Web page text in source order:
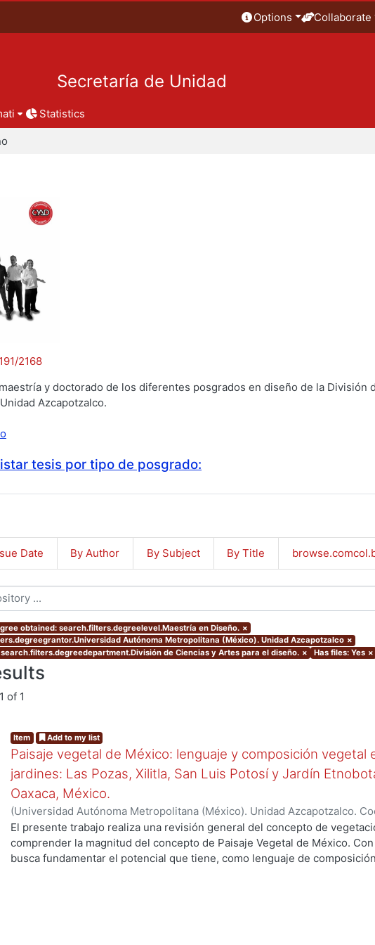
Options Collaborate
Secretaría de Unidad
Statistics
2168
y doctorado de los diferentes posgrados en diseño de la División
Azcapotzalco.
tesis por tipo de posgrado:
Date By Author By Subject By Title
obtained: search.filters.degreelevel.Maestría en Diseño. ×
Autónoma Metropolitana (México). Unidad Azcapotzalco ×
de Ciencias y Artes para el diseño. × Has files: Yes ×
of 1
Item Add to my list
Paisaje vegetal de México: lenguaje y composición vegetal
jardines: Las Pozas, Xilitla, San Luis Potosí y Jardín
Oaxaca, México.
(Universidad Autónoma Metropolitana (México). Unidad Azcapotzalco.
de Servicios de Información.,2013-12) Márquez López, Florentino Carlos
El presente trabajo realiza una revisión general del concepto de
comprender la magnitud del concepto de Paisaje Vegetal de México.
busca fundamentar el potencial que tiene, como lenguaje de